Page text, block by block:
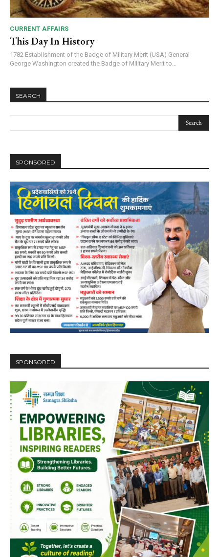
DAILY NEWS BULLETIN
Video
Player
00:00 12:27
NURTURING CREATIVITY – KEEKLI CHARITABLE TRUST, SHIMLA
CURRENT AFFAIRS
This Day In History
1782 Establishment of the Badge of Military Merit (USA) General
George Washington created the Badge of Military Merit to...
SEARCH
SPONSORED
SPONSORED